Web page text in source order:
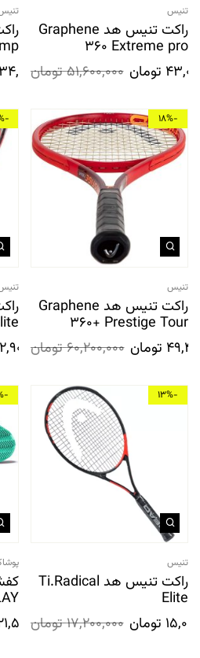
تنیس
راکت تنیس هد Graphene
360 Extreme pro
51,600,000تومان تومان 34,400,000
-18%
تنیس
راکت تنیس هد Graphene
360+ Prestige Tour
60,200,000تومان تومان
-25%
-13%
تنیس
راکت تنیس هد Ti.Radical
Elite
17,200,000تومان تومان
-20%